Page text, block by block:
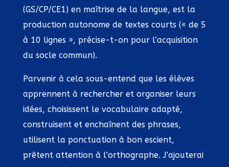
(GS/CP/CE1) en maîtrise de la langue, est la
production autonome de textes courts (« de 5
à 10 lignes », précise-t-on pour l’acquisition
du socle commun).
Parvenir à cela sous-entend que les élèves
apprennent à rechercher et organiser leurs
idées, choisissent le vocabulaire adapté,
construisent et enchaînent des phrases,
utilisent la ponctuation à bon escient,
prêtent attention à l’orthographe. J’ajouterai